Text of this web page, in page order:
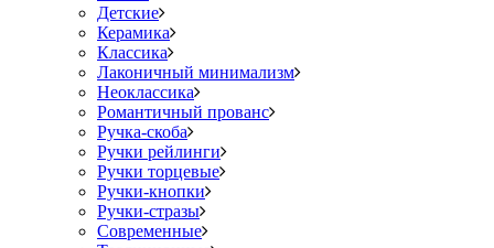
Детские
Керамика
Классика
Лаконичный минимализм
Неоклассика
Романтичный прованс
Ручка-скоба
Ручки рейлинги
Ручки торцевые
Ручки-кнопки
Ручки-стразы
Современные